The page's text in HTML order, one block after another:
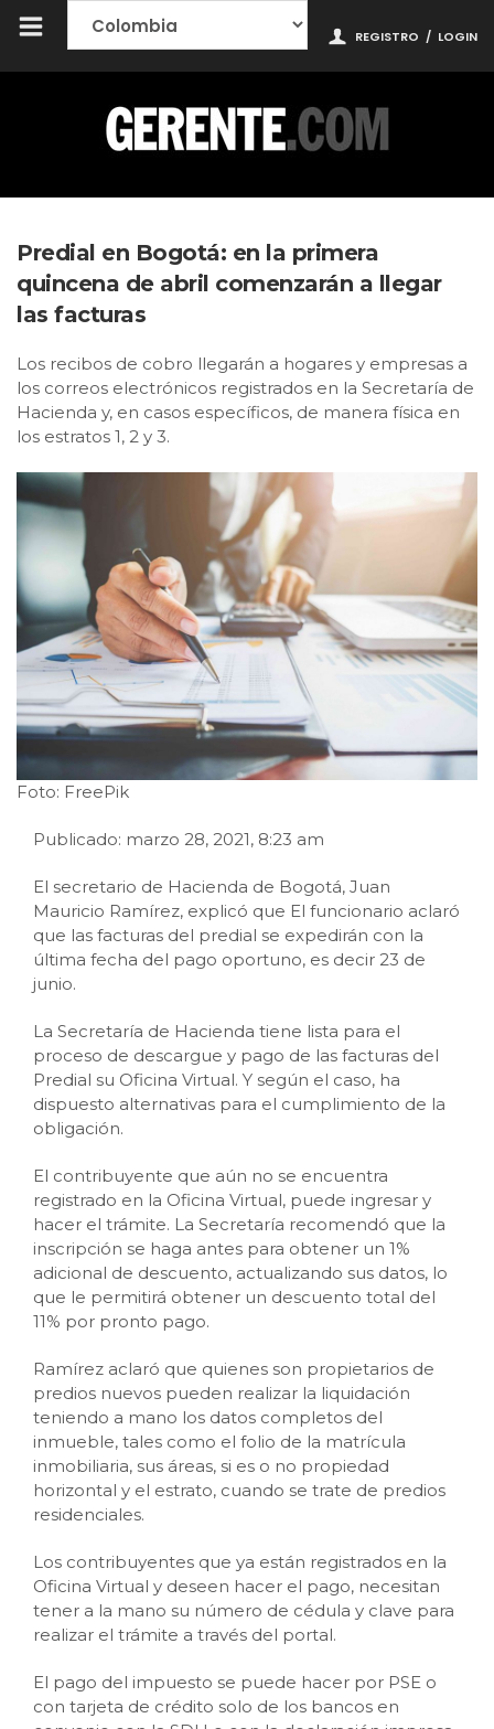
REGISTRO / LOGIN
Predial en Bogotá: en la primera
quincena de abril comenzarán a llegar
las facturas
Los recibos de cobro llegarán a hogares y empresas a
los correos electrónicos registrados en la Secretaría de
Hacienda y, en casos específicos, de manera física en
los estratos 1, 2 y 3.
Foto: FreePik
Publicado: marzo 28, 2021, 8:23 am
El secretario de Hacienda de Bogotá, Juan
Mauricio Ramírez, explicó que El funcionario aclaró
que las facturas del predial se expedirán con la
última fecha del pago oportuno, es decir 23 de
junio.
La Secretaría de Hacienda tiene lista para el
proceso de descargue y pago de las facturas del
Predial su Oficina Virtual. Y según el caso, ha
dispuesto alternativas para el cumplimiento de la
obligación.
El contribuyente que aún no se encuentra
registrado en la Oficina Virtual, puede ingresar y
hacer el trámite. La Secretaría recomendó que la
inscripción se haga antes para obtener un 1%
adicional de descuento, actualizando sus datos, lo
que le permitirá obtener un descuento total del
11% por pronto pago.
Ramírez aclaró que quienes son propietarios de
predios nuevos pueden realizar la liquidación
teniendo a mano los datos completos del
inmueble, tales como el folio de la matrícula
inmobiliaria, sus áreas, si es o no propiedad
horizontal y el estrato, cuando se trate de predios
residenciales.
Los contribuyentes que ya están registrados en la
Oficina Virtual y deseen hacer el pago, necesitan
tener a la mano su número de cédula y clave para
realizar el trámite a través del portal.
El pago del impuesto se puede hacer por PSE o
con tarjeta de crédito solo de los bancos en